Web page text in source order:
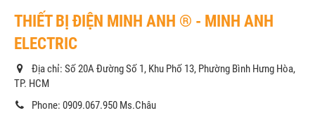
THIẾT BỊ ĐIỆN MINH ANH ® - MINH ANH
ELECTRIC
Địa chỉ: Số 20A Đường Số 1, Khu Phố 13, Phường Bình Hưng Hòa,
TP. HCM
Phone: 0909.067.950 Ms.Châu